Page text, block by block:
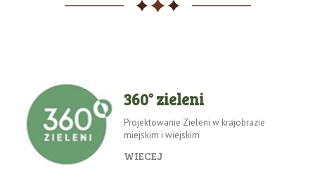
360° zieleni
Projektowanie Zieleni w krajobrazie
miejskim i wiejskim
WIECEJ